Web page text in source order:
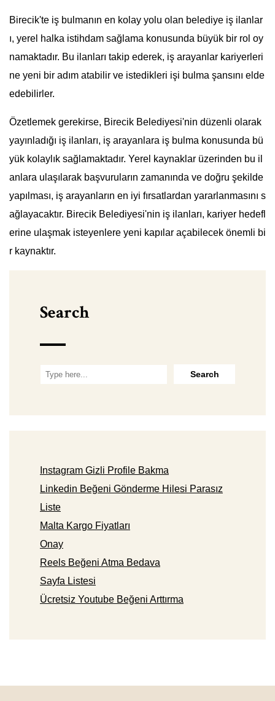
Birecik'te iş bulmanın en kolay yolu olan belediye iş ilanlar
ı, yerel halka istihdam sağlama konusunda büyük bir rol oy
namaktadır. Bu ilanları takip ederek, iş arayanlar kariyerleri
ne yeni bir adım atabilir ve istedikleri işi bulma şansını elde
edebilirler.
Özetlemek gerekirse, Birecik Belediyesi'nin düzenli olarak
yayınladığı iş ilanları, iş arayanlara iş bulma konusunda bü
yük kolaylık sağlamaktadır. Yerel kaynaklar üzerinden bu il
anlara ulaşılarak başvuruların zamanında ve doğru şekilde
yapılması, iş arayanların en iyi fırsatlardan yararlanmasını s
ağlayacaktır. Birecik Belediyesi'nin iş ilanları, kariyer hedefl
erine ulaşmak isteyenlere yeni kapılar açabilecek önemli bi
r kaynaktır.
Search
Instagram Gizli Profile Bakma
Linkedin Beğeni Gönderme Hilesi Parasız
Liste
Malta Kargo Fiyatları
Onay
Reels Beğeni Atma Bedava
Sayfa Listesi
Ücretsiz Youtube Beğeni Arttırma